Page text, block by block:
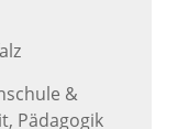
&
Pädagogik